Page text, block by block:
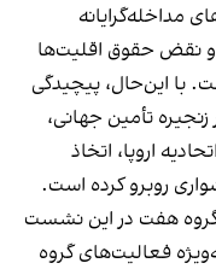
مداخله‌گرایانه
نقض حقوق اقلیت‌ها
با این‌حال، پیچیدگی
تأمین جهانی،
اروپا، اتخاذ
روبرو کرده است.
گروه هفت در این نشست
فعالیت‌های گروه